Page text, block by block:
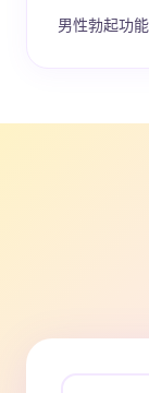
男性勃起功